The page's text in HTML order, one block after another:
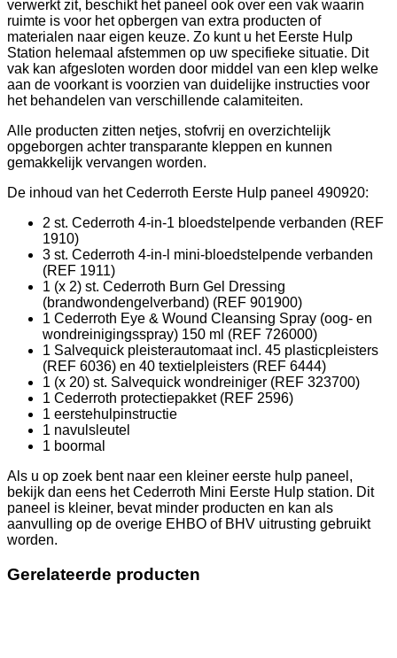
verwerkt zit, beschikt het paneel ook over een vak waarin
ruimte is voor het opbergen van extra producten of
materialen naar eigen keuze. Zo kunt u het Eerste Hulp
Station helemaal afstemmen op uw specifieke situatie. Dit
vak kan afgesloten worden door middel van een klep welke
aan de voorkant is voorzien van duidelijke instructies voor
het behandelen van verschillende calamiteiten.
Alle producten zitten netjes, stofvrij en overzichtelijk
opgeborgen achter transparante kleppen en kunnen
gemakkelijk vervangen worden.
De inhoud van het Cederroth Eerste Hulp paneel 490920:
2 st. Cederroth 4-in-1 bloedstelpende verbanden (REF
1910)
3 st. Cederroth 4-in-l mini-bloedstelpende verbanden
(REF 1911)
1 (x 2) st. Cederroth Burn Gel Dressing
(brandwondengelverband) (REF 901900)
1 Cederroth Eye & Wound Cleansing Spray (oog- en
wondreinigingsspray) 150 ml (REF 726000)
1 Salvequick pleisterautomaat incl. 45 plasticpleisters
(REF 6036) en 40 textielpleisters (REF 6444)
1 (x 20) st. Salvequick wondreiniger (REF 323700)
1 Cederroth protectiepakket (REF 2596)
1 eerstehulpinstructie
1 navulsleutel
1 boormal
Als u op zoek bent naar een kleiner eerste hulp paneel,
bekijk dan eens het Cederroth Mini Eerste Hulp station. Dit
paneel is kleiner, bevat minder producten en kan als
aanvulling op de overige EHBO of BHV uitrusting gebruikt
worden.
Gerelateerde producten